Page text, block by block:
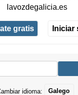
lavozdegalicia.es
gratis Iniciar
idioma: Galego